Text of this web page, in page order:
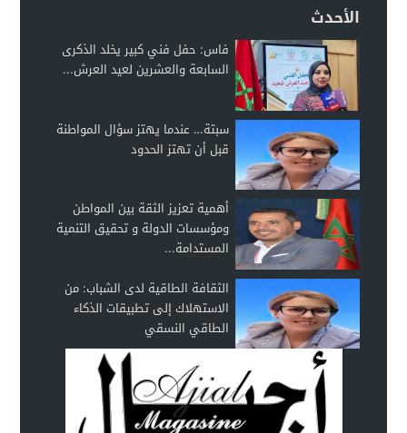
الأحدث
فاس: حفل فني كبير يخلد الذكرى
السابعة والعشرين لعيد العرش...
سبتة… عندما يهتز سؤال المواطنة
قبل أن تهتز الحدود
أهمية تعزيز الثقة بين المواطن
ومؤسسات الدولة و تحقيق التنمية
المستدامة...
الثقافة الطاقية لدى الشباب: من
الاستهلاك إلى تطبيقات الذكاء
الطاقي النسقي